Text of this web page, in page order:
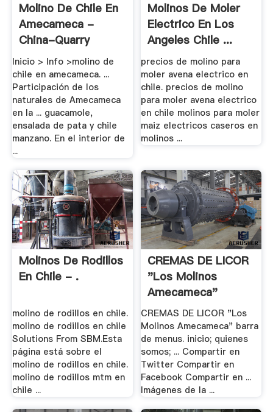
Molino De Chile En
Amecameca -
China-Quarry
Inicio > Info >molino de
chile en amecameca. ...
Participación de los
naturales de Amecameca
en la ... guacamole,
ensalada de pata y chile
manzano. En el interior de
...
Molinos De Moler
Electrico En Los
Angeles Chile ...
precios de molino para
moler avena electrico en
chile. precios de molino
para moler avena electrico
en chile molinos para moler
maiz electricos caseros en
molinos ...
Molinos De Rodillos
En Chile - .
molino de rodillos en chile.
molino de rodillos en chile
Solutions From SBM.Esta
página está sobre el
molino de rodillos en chile.
molino de rodillos mtm en
chile ...
CREMAS DE LICOR
"Los Molinos
Amecameca"
CREMAS DE LICOR "Los
Molinos Amecameca" barra
de menus. inicio; quienes
somos; ... Compartir en
Twitter Compartir en
Facebook Compartir en ...
Imágenes de la ...